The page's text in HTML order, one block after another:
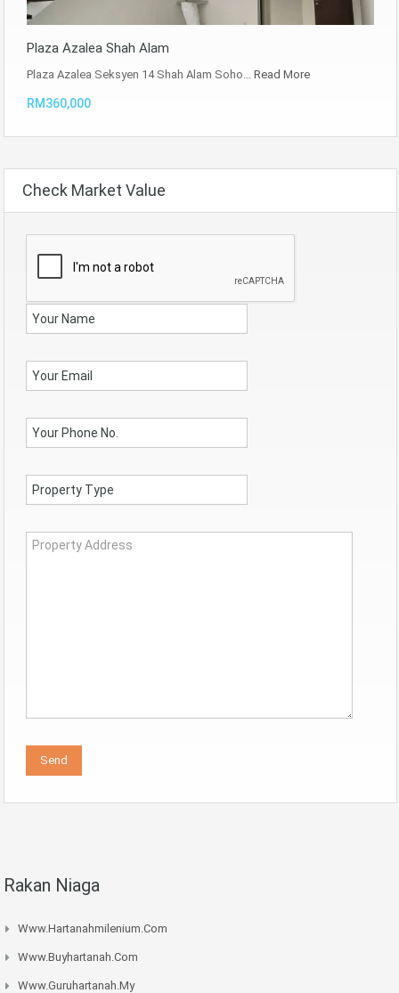
Plaza Azalea Shah Alam
Plaza Azalea Seksyen 14 Shah Alam Soho… Read More
RM360,000
Check Market Value
Rakan Niaga
Www.hartanahmilenium.com
Www.buyhartanah.com
Www.guruhartanah.my